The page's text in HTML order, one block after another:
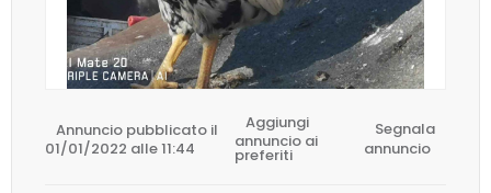
Annuncio pubblicato il
01/01/2022 alle 11:44
Aggiungi
annuncio ai
preferiti
Segnala
annuncio